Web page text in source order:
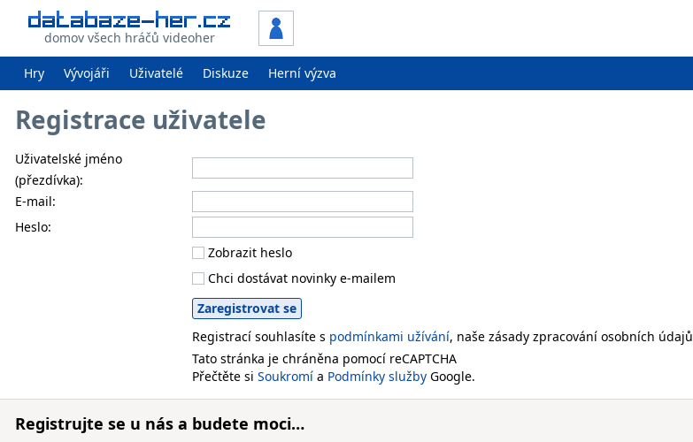
domov všech hráčů videoher
Hry Vývojáři Uživatelé Diskuze Herní výzva
Registrace uživatele
Uživatelské jméno
(přezdívka):
E-mail:
Heslo:
Zobrazit heslo
Chci dostávat novinky e-mailem
Registrací souhlasíte s podmínkami užívání, naše zásady zpracování osobních údajů
Tato stránka je chráněna pomocí reCAPTCHA
Přečtěte si Soukromí a Podmínky služby Google.
Registrujte se u nás a budete moci…